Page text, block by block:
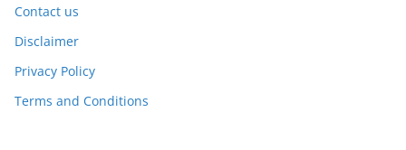
Contact us
Disclaimer
Privacy Policy
Terms and Conditions